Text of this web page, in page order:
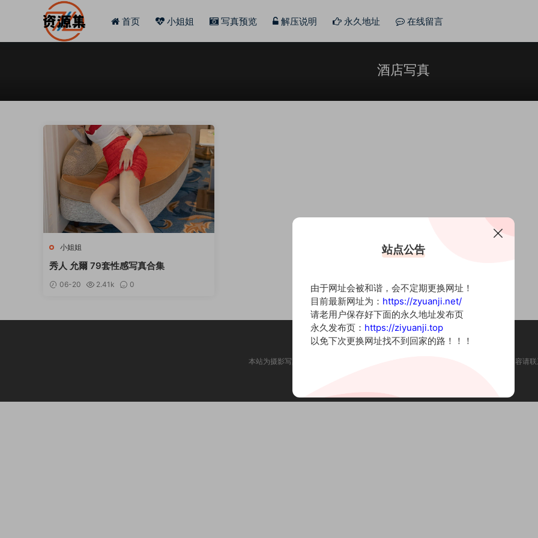
首页 小姐姐 写真预览 解压说明 永久地址 在线留言
酒店写真
小姐姐
秀人 允爾 79套性感写真合集
06-20 2.41k 0
本站为摄影写真图片网站，内容来自网络收集整理，仅作个人学习使用。如有违法内容请
站点公告
由于网址会被和谐，会不定期更换网址！
目前最新网址为： https://zyuanji.net/
请老用户保存好下面的永久地址发布页
永久发布页： https://ziyuanji.top
以免下次更换网址找不到回家的路！！！